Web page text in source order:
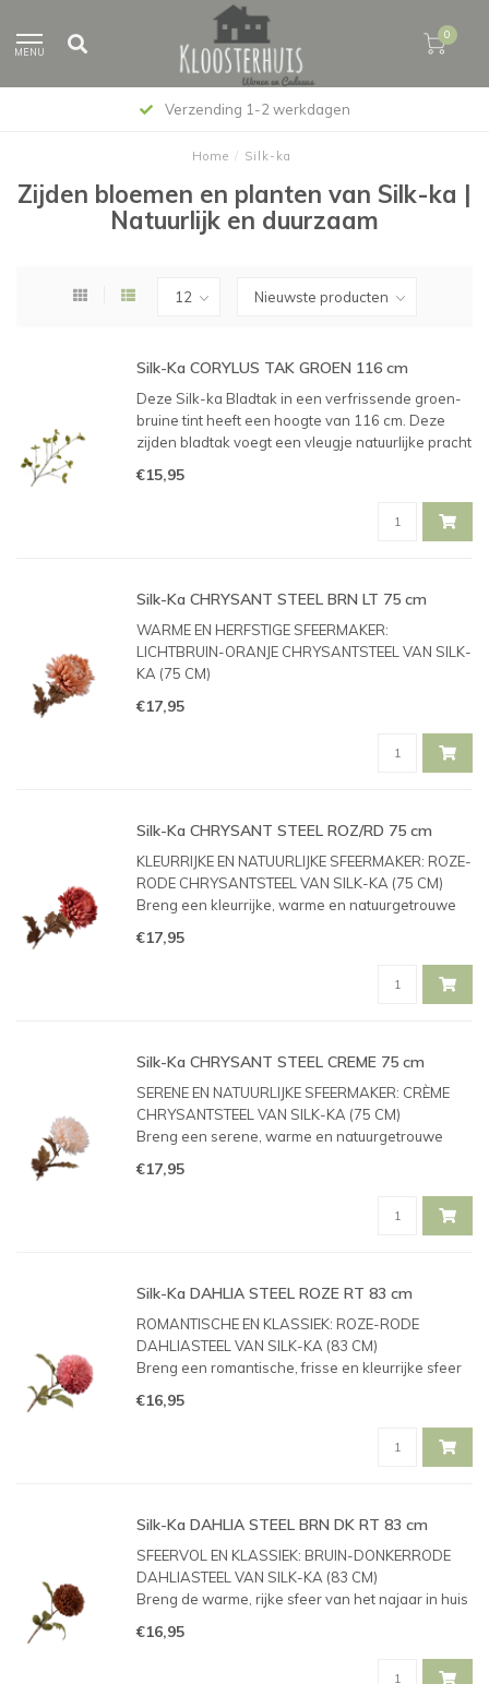
MENU
0
Verzending 1-2 werkdagen
Home / Silk-ka
Zijden bloemen en planten van Silk-ka |
Natuurlijk en duurzaam
Silk-Ka CORYLUS TAK GROEN 116 cm
Deze Silk-ka Bladtak in een verfrissende groen-
bruine tint heeft een hoogte van 116 cm. Deze
zijden bladtak voegt een vleugje natuurlijke pracht
basis voor ieder boeket. Ook prachtig wanneer je
€15,95
Silk-Ka CHRYSANT STEEL BRN LT 75 cm
WARME EN HERFSTIGE SFEERMAKER:
LICHTBRUIN-ORANJE CHRYSANTSTEEL VAN SILK-
KA (75 CM)
sfeer in je interieur met deze prachtige lichtbruin-
€17,95
Silk-Ka CHRYSANT STEEL ROZ/RD 75 cm
KLEURRIJKE EN NATUURLIJKE SFEERMAKER: ROZE-
RODE CHRYSANTSTEEL VAN SILK-KA (75 CM)
Breng een kleurrijke, warme en natuurgetrouwe
chrysantsteel van het bekende kwaliteitsmerk
€17,95
Silk-Ka CHRYSANT STEEL CREME 75 cm
SERENE EN NATUURLIJKE SFEERMAKER: CRÈME
CHRYSANTSTEEL VAN SILK-KA (75 CM)
Breng een serene, warme en natuurgetrouwe
chrysantsteel van het bekende kwaliteitsmerk
Silk-ka. Dit item is speciaal geselecteerd voo
€17,95
Silk-Ka DAHLIA STEEL ROZE RT 83 cm
ROMANTISCHE EN KLASSIEK: ROZE-RODE
DAHLIASTEEL VAN SILK-KA (83 CM)
Breng een romantische, frisse en kleurrijke sfeer
van het bekende kwaliteitsmerk Silk-ka. Dit item is
€16,95
Silk-Ka DAHLIA STEEL BRN DK RT 83 cm
SFEERVOL EN KLASSIEK: BRUIN-DONKERRODE
DAHLIASTEEL VAN SILK-KA (83 CM)
Breng de warme, rijke sfeer van het najaar in huis
van het bekende kwaliteitsmerk Silk-ka. Dit item is
€16,95